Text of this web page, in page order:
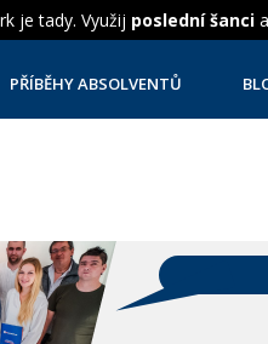
je tady. Využij poslední šanci
PŘÍBĚHY ABSOLVENTŮ